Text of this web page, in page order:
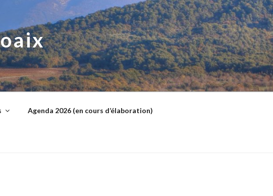
Agenda 2026 (en cours d’élaboration)